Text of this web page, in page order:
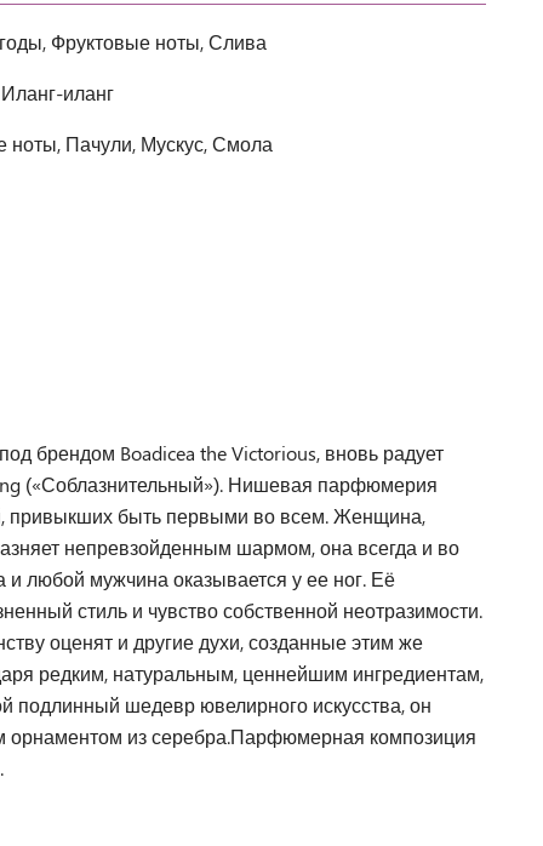
Фруктовые ноты, Слива
иланг
ноты, Пачули, Мускус, Смола
брендом Boadicea the Victorious, вновь радует
(«Соблазнительный»). Нишевая парфюмерия
привыкших быть первыми во всем. Женщина,
непревзойденным шармом, она всегда и во
любой мужчина оказывается у ее ног. Её
стиль и чувство собственной неотразимости.
оценят и другие духи, созданные этим же
редким, натуральным, ценнейшим ингредиентам,
подлинный шедевр ювелирного искусства, он
орнаментом из серебра.Парфюмерная композиция